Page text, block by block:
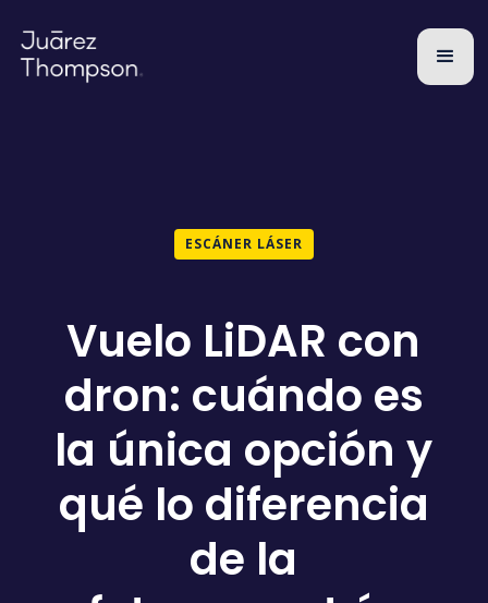
ESCÁNER LÁSER
Vuelo LiDAR con
dron: cuándo es
la única opción y
qué lo diferencia
de la